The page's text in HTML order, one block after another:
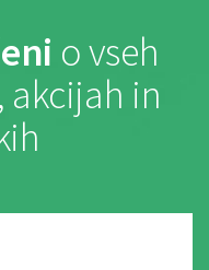
o vseh
akcijah in